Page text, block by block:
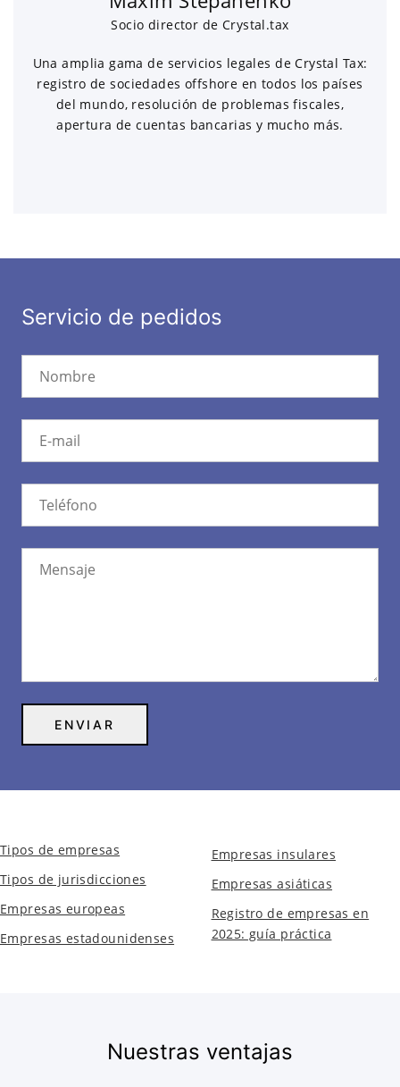
Socio director de Crystal.tax
Una amplia gama de servicios legales de Crystal Tax:
registro de sociedades offshore en todos los países
del mundo, resolución de problemas fiscales,
apertura de cuentas bancarias y mucho más.
Servicio de pedidos
Tipos de empresas
Tipos de jurisdicciones
Empresas europeas
Empresas estadounidenses
Empresas insulares
Empresas asiáticas
Registro de empresas en
2025: guía práctica
Nuestras ventajas